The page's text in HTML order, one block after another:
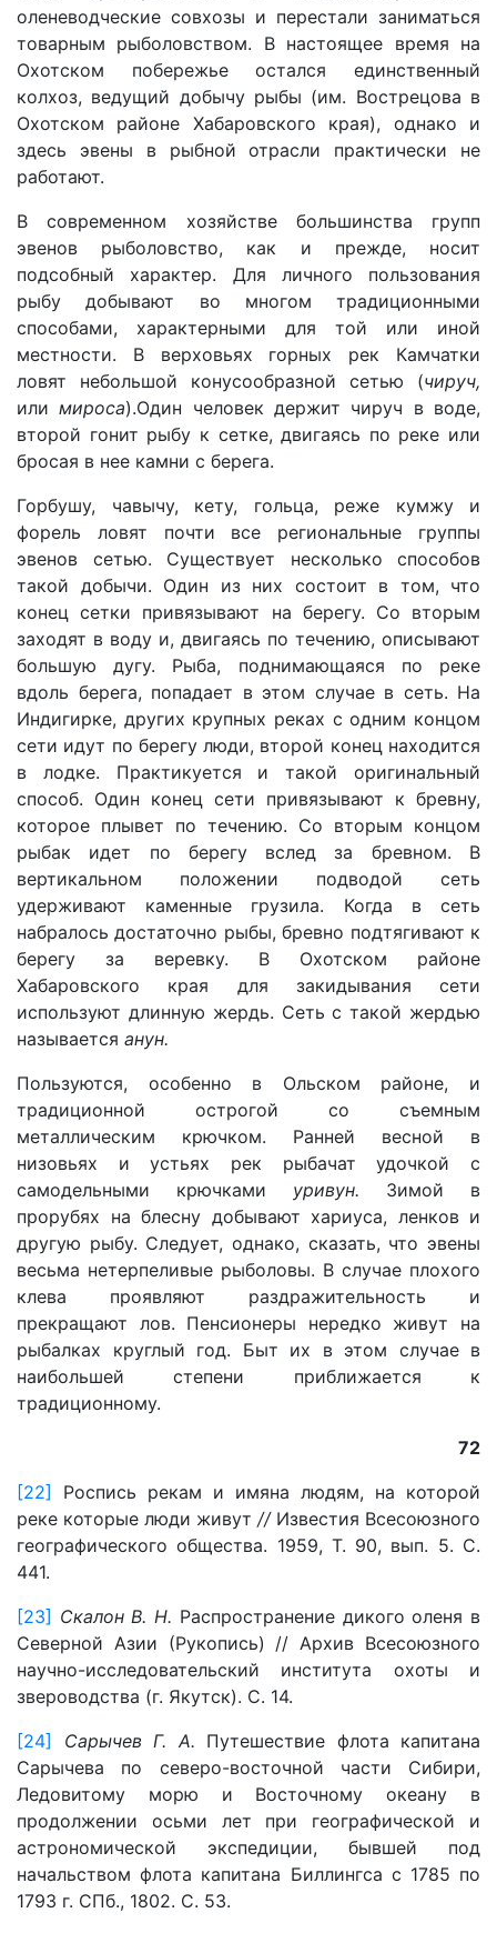
оленеводческие совхозы и перестали заниматься
товарным рыболовством. В настоящее время на
Охотском побережье остался единственный
колхоз, ведущий добычу рыбы (им. Вострецова в
Охотском районе Хабаровского края), однако и
здесь эвены в рыбной отрасли практически не
работают.
В современном хозяйстве большинства групп
эвенов рыболовство, как и прежде, носит
подсобный характер. Для личного пользования
рыбу добывают во многом традиционными
способами, характерными для той или иной
местности. В верховьях горных рек Камчатки
ловят небольшой конусообразной сетью (чируч,
илимироса).Один человек держит чируч в воде,
второй гонит рыбу к сетке, двигаясь по реке или
бросая в нее камни с берега.
Горбушу, чавычу, кету, гольца, реже кумжу и
форель ловят почти все региональные группы
эвенов сетью. Существует несколько способов
такой добычи. Один из них состоит в том, что
конец сетки привязывают на берегу. Со вторым
заходят в воду и, двигаясь по течению, описывают
большую дугу. Рыба, поднимающаяся по реке
вдоль берега, попадает в этом случае в сеть. На
Индигирке, других крупных реках с одним концом
сети идут по берегу люди, второй конец находится
в лодке. Практикуется и такой оригинальный
способ. Один конец сети привязывают к бревну,
которое плывет по течению. Со вторым концом
рыбак идет по берегу вслед за бревном. В
вертикальном положении подводой сеть
удерживают каменные грузила. Когда в сеть
набралось достаточно рыбы, бревно подтягивают к
берегу за веревку. В Охотском районе
Хабаровского края для закидывания сети
используют длинную жердь. Сеть с такой жердью
называется анун.
Пользуются, особенно в Ольском районе, и
традиционной острогой со съемным
металлическим крючком. Ранней весной в
низовьях и устьях рек рыбачат удочкой с
самодельными крючками уривун. Зимой в
прорубях на блесну добывают хариуса, ленков и
другую рыбу. Следует, однако, сказать, что эвены
весьма нетерпеливые рыболовы. В случае плохого
клева проявляют раздражительность и
прекращают лов. Пенсионеры нередко живут на
рыбалках круглый год. Быт их в этом случае в
наибольшей степени приближается к
традиционному.
72
[22]
Роспись рекам и имяна людям, на которой
реке которые люди живут // Известия Всесоюзного
географического общества. 1959, Т. 90, вып. 5. С.
441.
[23] Скалон В. Н. Распространение дикого оленя в
Северной Азии (Рукопись) // Архив Всесоюзного
научно-исследовательский института охоты и
звероводства (г. Якутск). С. 14.
[24]
Сарычев Г. А. Путешествие флота капитана
Сарычева по северо-восточной части Сибири,
Ледовитому морю и Восточному океану в
продолжении осьми лет при географической и
астрономической экспедиции, бывшей под
начальством флота капитана Биллингса с 1785 по
1793 г. СПб., 1802. С. 53.